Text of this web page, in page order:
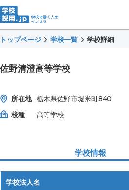
トップページ 学校一覧 学校詳細
佐野清澄高等学校
所在地 栃木県佐野市堀米町840
校種
高等学校
学校情報
学校法人名